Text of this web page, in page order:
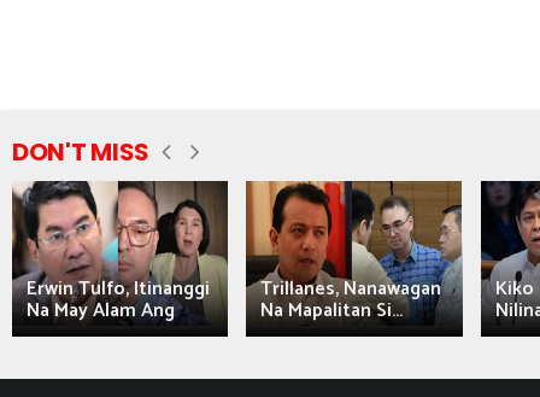
DON'T MISS
Erwin Tulfo, Itinanggi
Na May Alam Ang
Trillanes, Nanawagan
Na Mapalitan Si...
Kiko